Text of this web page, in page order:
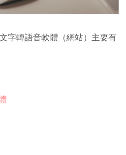
文字轉語音軟體（網站）主要有